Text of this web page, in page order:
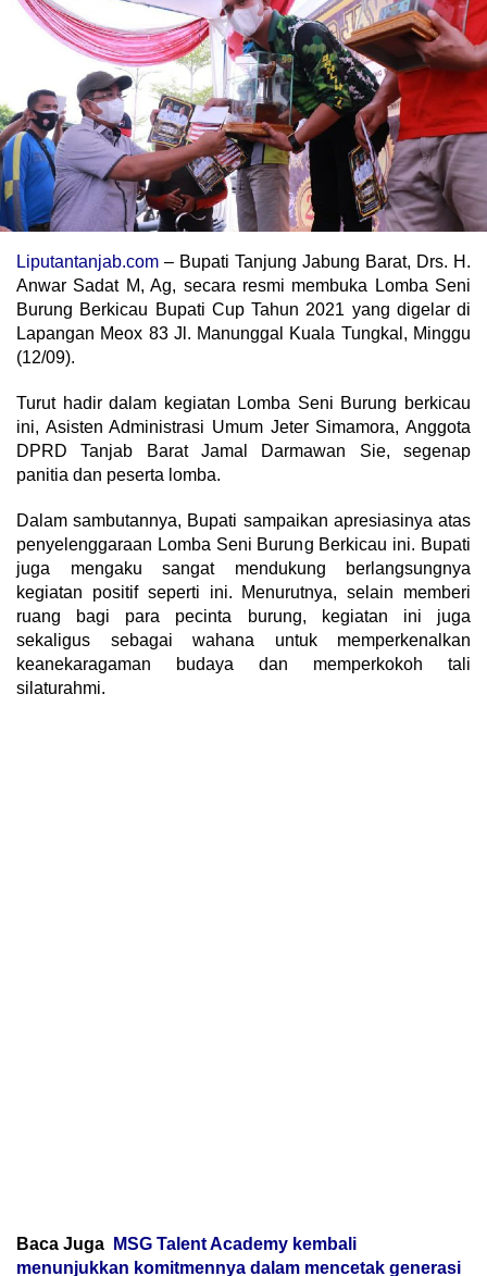
Liputantanjab.com – Bupati Tanjung Jabung Barat, Drs. H.
Anwar Sadat M, Ag, secara resmi membuka Lomba Seni
Burung Berkicau Bupati Cup Tahun 2021 yang digelar di
Lapangan Meox 83 Jl. Manunggal Kuala Tungkal, Minggu
(12/09).
Turut hadir dalam kegiatan Lomba Seni Burung berkicau
ini, Asisten Administrasi Umum Jeter Simamora, Anggota
DPRD Tanjab Barat Jamal Darmawan Sie, segenap
panitia dan peserta lomba.
Dalam sambutannya, Bupati sampaikan apresiasinya atas
penyelenggaraan Lomba Seni Burung Berkicau ini. Bupati
juga mengaku sangat mendukung berlangsungnya
kegiatan positif seperti ini. Menurutnya, selain memberi
ruang bagi para pecinta burung, kegiatan ini juga
sekaligus sebagai wahana untuk memperkenalkan
keanekaragaman budaya dan memperkokoh tali
silaturahmi.
Baca Juga
MSG Talent Academy kembali
menunjukkan komitmennya dalam mencetak generasi